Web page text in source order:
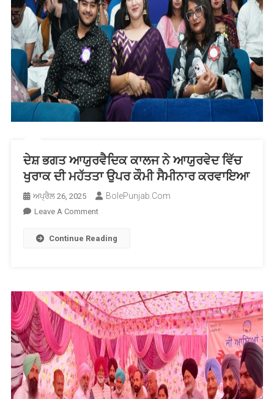
ਦੇਸ਼ ਭਗਤ ਆਯੁਰਵੈਦਿਕ ਕਾਲਜ ਨੇ ਆਯੁਰਵੇਦ ਵਿੱਚ
ਖੁਰਾਕ ਦੀ ਮਹੱਤਤਾ ਉਪਰ ਕੌਮੀ ਸੈਮੀਨਾਰ ਕਰਵਾਇਆ
ਅਪ੍ਰੈਲ 26, 2025 BolePunjab.com
Leave A CommentOn
ਭਗਤ
ਆਯੁਰਵੇਦ
ਵਿੱਚ
ਖੁਰਾਕ
ਦੀ
ਮਹੱਤਤਾ
ਉਪਰ
ਕੌਮੀ
ਸੈਮੀਨਾਰ
Continue Reading